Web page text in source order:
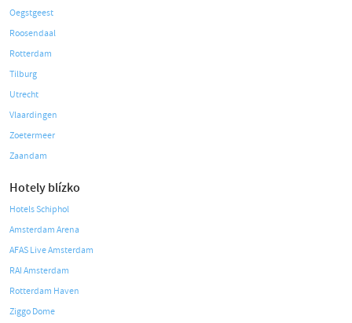
Oegstgeest
Roosendaal
Rotterdam
Tilburg
Utrecht
Vlaardingen
Zoetermeer
Zaandam
Hotely blízko
Hotels Schiphol
Amsterdam Arena
AFAS Live Amsterdam
RAI Amsterdam
Rotterdam Haven
Ziggo Dome